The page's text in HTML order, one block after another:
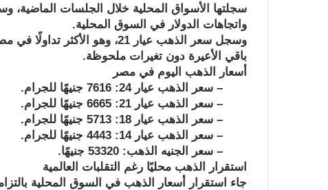
سجلتها الأسواق المحلية خلال الجلسات الماضية،
واتجاهات الدولار في السوق المحلية.
باقي الأعيرة دون تغيرات ملحوظة.
أسعار الذهب اليوم في مصر
– سعر الذهب عيار 24: 7616 جنيهًا للجرام.
– سعر الذهب عيار 21: 6665 جنيهًا للجرام.
– سعر الذهب عيار 18: 5713 جنيهًا للجرام.
– سعر الذهب عيار 14: 4443 جنيهًا للجرام.
– سعر الجنيه الذهب: 53320 جنيهًا.
استقرار الذهب محليًا رغم التقلبات العالمية
جاء استقرار أسعار الذهب في السوق المحلية